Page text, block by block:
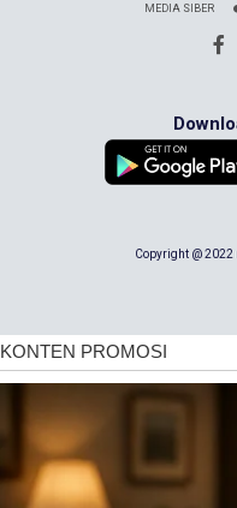
MEDIA SIBER
Copyright @